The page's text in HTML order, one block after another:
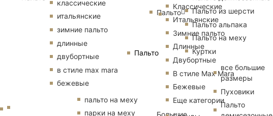
Пальто
Классические
Итальянские
Зимние пальто
Длинные
Двубортные
В стиле Max Mara
Бежевые
Еще категории
классические
итальянские
зимние пальто
длинные
двубортные
в стиле max mara
бежевые
пальто на меху
парки на меху
Пальто
Пальто из шерсти
Пальто альпака
Пальто на меху
Куртки
Большие
все большие
размеры
Пуховики
Пальто